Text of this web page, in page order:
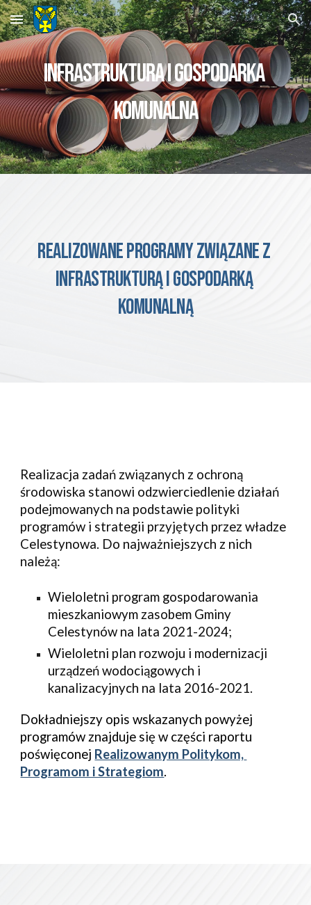
Skip to main content Skip to navigation
INFRASTRUKTURA I GOSPODARKA
KOMUNALNA
REALIZOWANE PROGRAMY Związane z
infrastrukturą i GOSPODARKĄ
KOMUNALNĄ
Realizacja zadań związanych z ochroną
środowiska stanowi odzwierciedlenie działań
podejmowanych na podstawie polityki
programów i strategii przyjętych przez władze
Celestynowa. Do najważniejszych z nich
należą:
Wieloletni program gospodarowania
mieszkaniowym zasobem Gminy
Celestynów na lata 2021-2024;
Wieloletni plan rozwoju i modernizacji
urządzeń wodociągowych i
kanalizacyjnych na lata 2016-2021.
Dokładniejszy opis wskazanych powyżej
programów znajduje się w części raportu
poświęconej Realizowanym Politykom,
Programom i Strategiom.